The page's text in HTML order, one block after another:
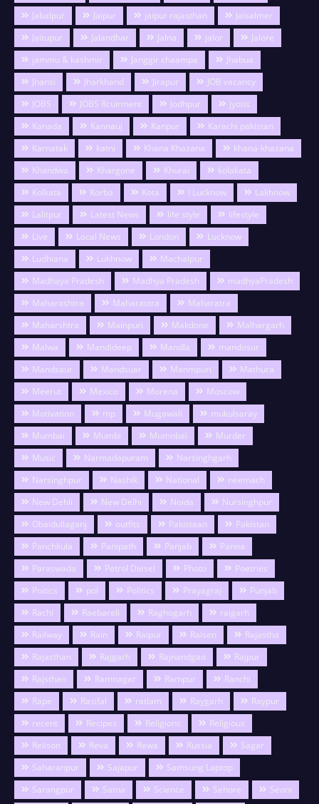
Jabalpur
Jaipur jaipur rajasthan
Jaisalmer
Jaitupur
Jalandhar Jalna jalor
Jalore
jammu & kashmir
Janggir chaampa
Jhabua
Jhansi
Jharkhand Jirapur
JOB vacancy
JOBS
JOBS Rcuirment Jodhpur
jyotis
Kanada
Kannauj Kanpur
Karachi pakistan
Karnatak
katni Khana Khazana
khana-khazana
Khandwa
Khargone Khurai
kolakata
Kolkata
Korba Kota l Lucknow
Lakhnow
Lalitpur
Latest News life style
lifestyle
Live
Local News London
Lucknow
Ludhiana
Lukhnow
Machalpur
Madhaya Pradesh
Madhya Pradesh
madhyaPradesh
Maharashtra
Maharastra
Maharatra
Maharshtra
Mainpuri Makdone
Malhargarh
Malwa
Mandideep Mandla
mandosur
Mandsaur
Mandsuar Manmpuri
Mathura
Meerut
Mexico Morena
Moscow
Motivation
mp Mugawali
mukulsaray
Mumbai
Mumbi Mumnbai
Murder
Music
Narmadapuram
Narsinghgarh
Narsinghpur
Nashik National
neemach
New Dehli
New Delhi Noida
Nursinghpur
Obaidullaganj
outfits Pakistaan
Pakistan
Panchkula
Panipath Panjab
Panna
Paraswada
Petrol Diesel Photo
Poetries
Poitics
pol Politics Prayagraj
Punjab
Rachi
Raebareli Raghogarh
raigarh
Railway
Rain Raipur Raisen
Rajastha
Rajasthan
Rajgarh Rajnandgao
Rajpur
Rajsthan
Ramnagar Rampur
Ranchi
Rape
Rasifal ratlam Raygarh
Raypur
recent
Recipes Religions
Religious
Relison
Reva Rewa Russia
Sagar
Saharanpur
Sajapur
Samsung Laptop
Sarangpur
Satna Science Sehore
Seoni